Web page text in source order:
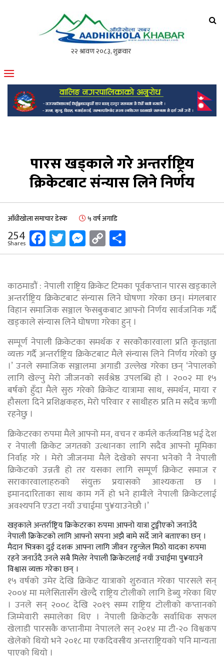
मोफसलकै लोकप्रिय अनलाइन पत्रिका
पारस खड्काले गरे अन्तर्राष्ट्रिय
क्रिकेटबाट संन्यास लिने निर्णय
आँधीखोला समाचार डेस्क ५ वर्ष अगाडि
254
Shares Facebook
Twitter
Messenger
Copy
Link
काठमाडौं : नेपाली राष्ट्रिय क्रिकेट टिमका पूर्वकप्तान पारस खड्काले
अन्तर्राष्ट्रिय क्रिकेटबाट संन्यास लिने घोषणा गरेका छन्। मंगलबार
विहान समाजिक सञ्जाल फेसबुकबाट आफ्नो निर्णय सार्वजनिक गर्दै
खड्काले संन्यास लिने घोषणा गरेका हुन् ।
सम्पूर्ण नेपाली क्रिकेटका समर्थक र सरकोेकारवाला प्रति कृतज्ञता
व्यक्त गर्दै अन्तर्राष्ट्रिय क्रिकेटबाट मैले संन्यास लिने निर्णय गरेको छु
।’ उनले समाजिक सञ्जालमा अगाडी उल्लेख गरेका छन् ‘नेपालको
लागि खेल्नु मेरो जीजनको सर्वश्रेष्ठ उपलब्धि हो । २००२ मा १५
बर्षको हुँदा मैले सुरु गरेको क्रिकेट यात्रामा साथ, समर्थन, माया र
हौसला दिने प्रशिक्षकहरु, मेरो परिवार र साथीहरु प्रति म सदैव ऋणी
रहनेछु ।
क्रिकेटरका रुपमा मैले आफ्नो मन, वचन र कर्मले कर्तव्यनिष्ठ भई देश
र नेपाली क्रिकेट जगतको उत्थानका लागि सदैव आफ्नो मूमिका
निर्वाह गरे । मेरो जीजनमा मैले देखेको सपना भनेको नै नेपाली
क्रिकेटको उन्नती हो तर यसका लागि सम्पूर्ण क्रिकेट समाज र
सराकारवालाहरुको संयुक्त प्रयासको आश्यकता छ ।
इमानदारिताका साथ काम गर्ने हो भने हामीले नेपाली क्रिकेटलाई
अवश्यपनि एउटा नयाँ उचाईमा पु¥याउनेछौ ।’
खड्काले अन्तर्राष्ट्रिय क्रिकेटरका रुपमा आफ्नो यात्रा टुङ्गीएको जनाउँदै
नेपाली क्रिकेटको लागि आफ्नो सपना अझै बामे सर्दे जाने बताएका छन् ।
मैदान भित्रका दुई दशक आफ्ना लागि जीवन रहुन्जेल मिठो यादका रुपमा
रहने जनाउँदै उनले सबै मिलेर नेपाली क्रिकेटलाई नयाँ उचाईमा पु¥याउने
विश्वास व्यक्त गरेका छन् ।
१५ वर्षको उमेर देखि क्रिकेट यात्राको शुरुवात गरेका पारसले सन्
२००४ मा मलेसितासँग खेल्दै राष्ट्रिय टोलीको लागि डेब्यु गरेका थिए
। उनले सन् २००८ देखि २०१९ सम्म राष्ट्रिय टोलीको कप्तानको
जिम्मेवारी समालेका थिए । नेपाली क्रिकेटकै सर्वाधिक सफल
खेलाडी पारसकै कप्तानीमा नेपालले सन् २०१४ मा टी-२० विश्वकप
खेलेको थियो भने २०१८ मा एकदिवसीय अन्तराष्ट्रियको पनि मान्यता
पाएको थियो ।